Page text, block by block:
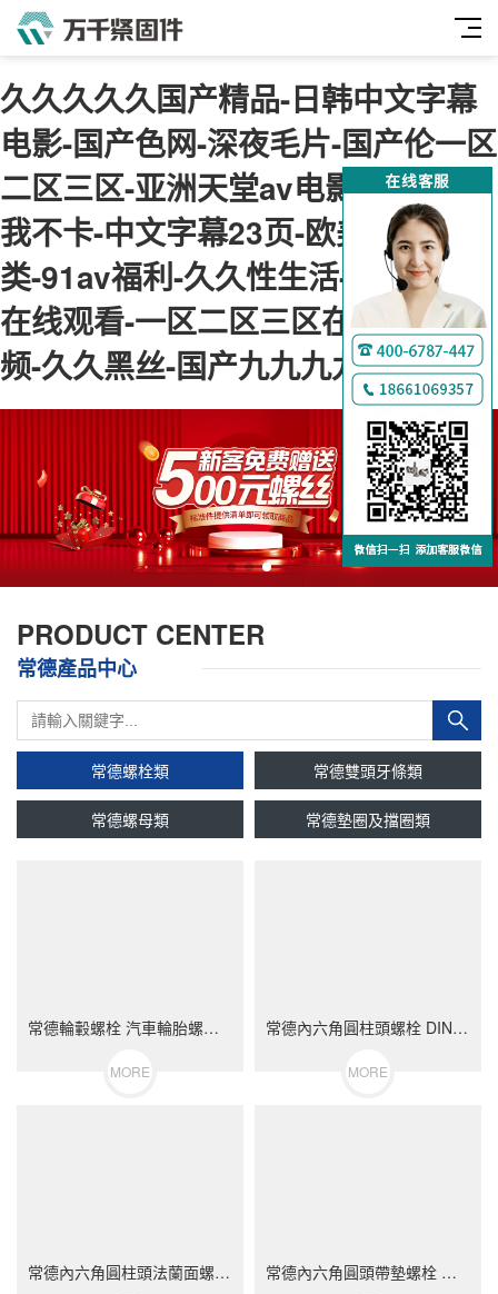
久久久久久国产精品-日韩中文字幕
电影-国产色网-深夜毛片-国产伦一区
二区三区-亚洲天堂av电影-神马午夜
我不卡-中文字幕23页-欧美综合另
类-91av福利-久久性生活-肉肉视频
在线观看-一区二区三区在线免费视
频-久久黑丝-国产九九九九
PRODUCT CENTER
常德產品中心
常德螺栓類 常德雙頭牙條類
常德螺母類 常德墊圈及擋圈類
常德輪轂螺栓 汽車輪胎螺絲 不銹鋼（304/316）碳鋼 合金鋼
MORE
常德內六角圓柱頭螺栓 DIN912 不銹鋼（304/316）碳鋼 合金鋼
MORE
常德內六角圓柱頭法蘭面螺栓 不銹鋼（304/316）碳鋼 合金鋼 常德內六角圓頭帶墊螺栓 不銹鋼（304/316）碳鋼 合金鋼